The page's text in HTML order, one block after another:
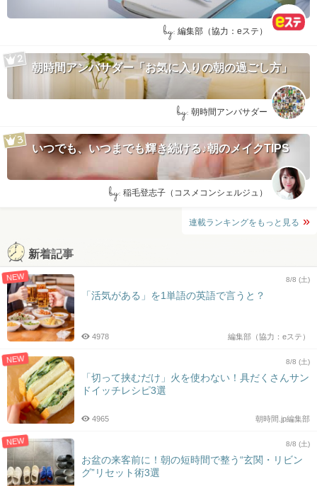
by: 編集部（協力：eステ）
朝時間アンバサダー「お気に入りの朝の過ごし方」
by: 朝時間アンバサダー
いつでも、いつまでも輝き続ける♪朝のメイクTIPS
by: 稲毛登志子（コスメコンシェルジュ）
連載ランキングをもっと見る
新着記事
NEW 8/8 (土)
「活気がある」を1単語の英語で言うと？
編集部（協力：eステ）
4978
NEW 8/8 (土)
「切って挟むだけ」火を使わない！具だくさんサン
ドイッチレシピ3選
朝時間.jp編集部
4965
NEW 8/8 (土)
お盆の来客前に！朝の短時間で整う“玄関・リビン
グ”リセット術3選